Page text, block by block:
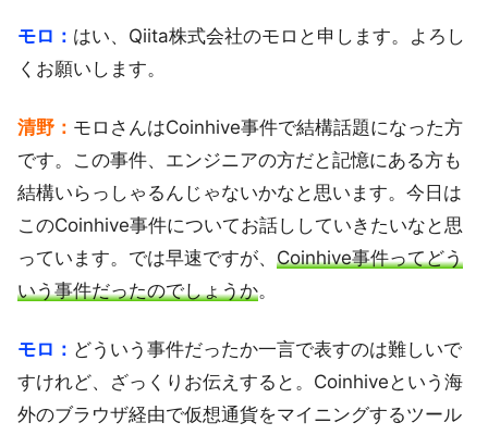
モロ： はい、Qiita株式会社のモロと申します。よろし
くお願いします。
清野： モロさんはCoinhive事件で結構話題になった方
です。この事件、エンジニアの方だと記憶にある方も
結構いらっしゃるんじゃないかなと思います。今日は
このCoinhive事件についてお話ししていきたいなと思
っています。では早速ですが、 Coinhive事件ってどう
いう事件だったのでしょうか。
モロ： どういう事件だったか一言で表すのは難しいで
すけれど、ざっくりお伝えすると。Coinhiveという海
外のブラウザ経由で仮想通貨をマイニングするツール